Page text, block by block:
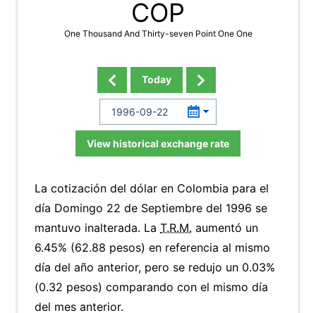
COP
One Thousand And Thirty-seven Point One One
Today
View historical exchange rate
La cotización del dólar en Colombia para el
día Domingo 22 de Septiembre del 1996 se
mantuvo inalterada. La T.R.M. aumentó un
6.45% (62.88 pesos) en referencia al mismo
día del año anterior, pero se redujo un 0.03%
(0.32 pesos) comparando con el mismo día
del mes anterior.